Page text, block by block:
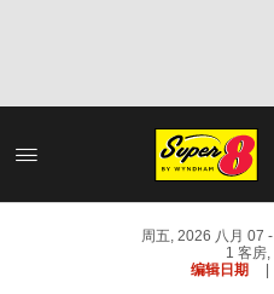
周五, 2026 八月 07
1 客房,
编辑日期